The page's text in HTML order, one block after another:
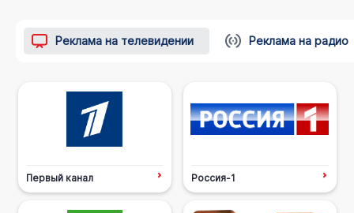
Реклама на телевидении Реклама на радио
Первый канал Россия-1